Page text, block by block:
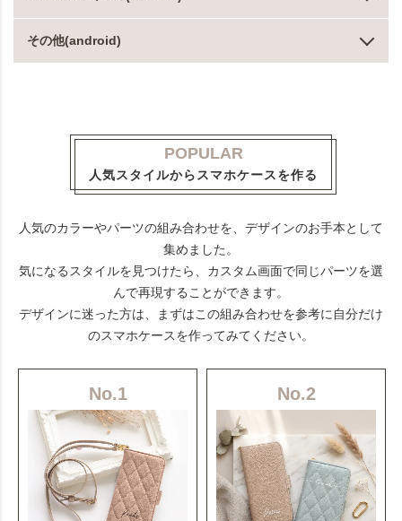
その他(android)
POPULAR
人気スタイルからスマホケースを作る
人気のカラーやパーツの組み合わせを、デザインのお手本として
集めました。
気になるスタイルを見つけたら、カスタム画面で同じパーツを選
んで再現することができます。
デザインに迷った方は、まずはこの組み合わせを参考に自分だけ
のスマホケースを作ってみてください。
No.1 No.2